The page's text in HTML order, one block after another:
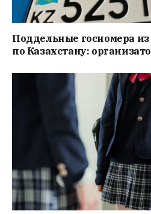
Поддельные госномера
по Казахстану: